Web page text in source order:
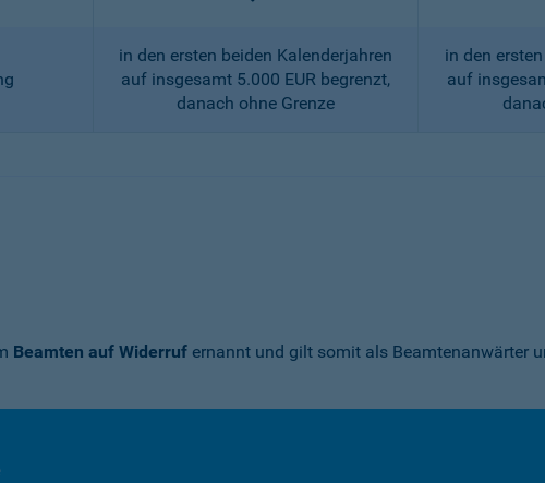
in den ersten beiden Kalenderjahren
auf insgesamt 5.000 EUR begrenzt,
danach ohne Grenze
in den
auf
Beamten auf Widerruf ernannt und gilt somit als Beamtenanwärter